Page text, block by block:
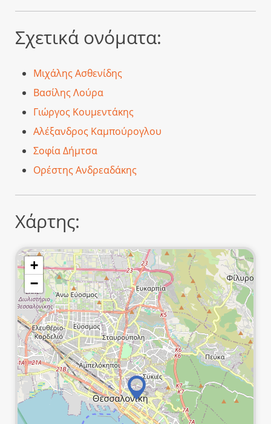
Σχετικά ονόματα:
Μιχάλης Ασθενίδης
Βασίλης Λούρα
Γιώργος Κουμεντάκης
Αλέξανδρος Καμπούρογλου
Σοφία Δήμτσα
Ορέστης Ανδρεαδάκης
Χάρτης:
+
−